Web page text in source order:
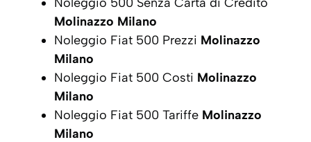
Molinazzo Milano
Noleggio Fiat 500 Prezzi Molinazzo
Milano
Noleggio Fiat 500 Costi Molinazzo
Milano
Noleggio Fiat 500 Tariffe Molinazzo
Milano